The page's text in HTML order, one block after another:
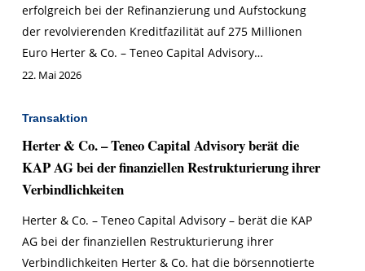
erfolgreich bei der Refinanzierung und Aufstockung
der revolvierenden Kreditfazilität auf 275 Millionen
Euro Herter & Co. – Teneo Capital Advisory…
22. Mai 2026
Transaktion
Herter & Co. – Teneo Capital Advisory berät die
KAP AG bei der finanziellen Restrukturierung ihrer
Verbindlichkeiten
Herter & Co. – Teneo Capital Advisory – berät die KAP
AG bei der finanziellen Restrukturierung ihrer
Verbindlichkeiten Herter & Co. hat die börsennotierte